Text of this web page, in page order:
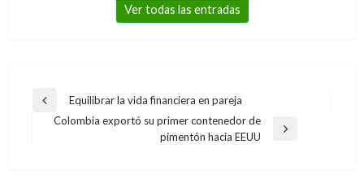
Ver todas las entradas
Navegación
Entrada
anterior
Equilibrar la vida financiera en pareja
Colombia exportó su primer contenedor de
pimentón hacia EEUU